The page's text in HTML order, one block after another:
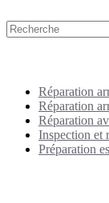
Réparation
Réparation
Réparation
Inspection et
Préparation